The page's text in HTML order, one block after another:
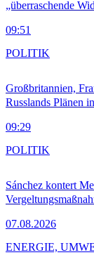
„überraschende
09:51
Großbritannien,
Russlands Plänen
09:29
POLITIK
Sánchez kontert
07.08.2026
POLITIK
ENERGIE,